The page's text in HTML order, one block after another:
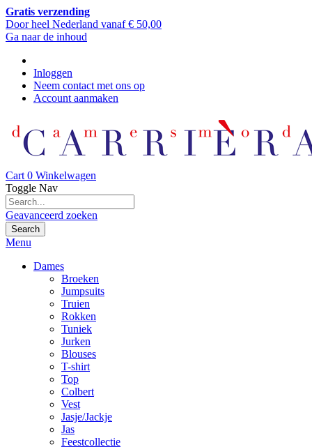
Gratis verzending
Door heel Nederland vanaf € 50,00
Ga naar de inhoud
Inloggen
Neem contact met ons op
Account aanmaken
Cart 0 Winkelwagen
Toggle Nav
Geavanceerd zoeken
Search
Menu
Dames
Broeken
Jumpsuits
Truien
Rokken
Tuniek
Jurken
Blouses
T-shirt
Top
Colbert
Vest
Jasje/Jackje
Jas
Feestcollectie